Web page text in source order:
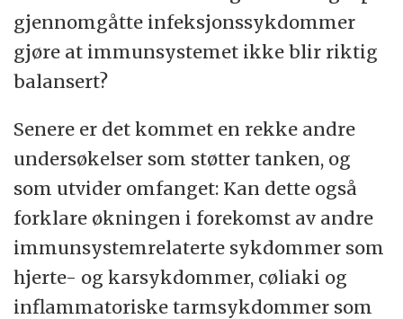
gjennomgåtte infeksjonssykdommer
gjøre at immunsystemet ikke blir riktig
balansert?
Senere er det kommet en rekke andre
undersøkelser som støtter tanken, og
som utvider omfanget: Kan dette også
forklare økningen i forekomst av andre
immunsystemrelaterte sykdommer som
hjerte- og karsykdommer, cøliaki og
inflammatoriske tarmsykdommer som